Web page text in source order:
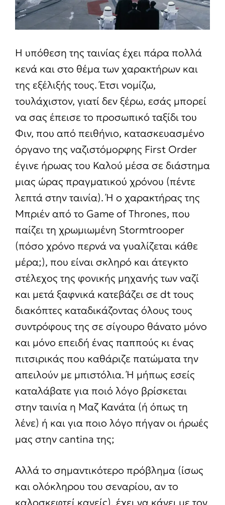
Η υπόθεση της ταινίας έχει πάρα πολλά
κενά και στο θέμα των χαρακτήρων και
της εξέλιξής τους. Έτσι νομίζω,
τουλάχιστον, γιατί δεν ξέρω, εσάς μπορεί
να σας έπεισε το προσωπικό ταξίδι του
Φιν, που από πειθήνιο, κατασκευασμένο
όργανο της ναζιστόμορφης First Order
έγινε ήρωας του Καλού μέσα σε διάστημα
μιας ώρας πραγματικού χρόνου (πέντε
λεπτά στην ταινία). Ή ο χαρακτήρας της
Μπριέν από το Game of Thrones, που
παίζει τη χρωμιωμένη Stormtrooper
(πόσο χρόνο περνά να γυαλίζεται κάθε
μέρα;), που είναι σκληρό και άτεγκτο
στέλεχος της φονικής μηχανής των ναζί
και μετά ξαφνικά κατεβάζει σε dt τους
διακόπτες καταδικάζοντας όλους τους
συντρόφους της σε σίγουρο θάνατο μόνο
και μόνο επειδή ένας παππούς κι ένας
πιτσιρικάς που καθάριζε πατώματα την
απειλούν με μπιστόλια. Ή μήπως εσείς
καταλάβατε για ποιό λόγο βρίσκεται
στην ταινία η Μαζ Κανάτα (ή όπως τη
λένε) ή και για ποιο λόγο πήγαν οι ήρωές
μας στην cantina της;
Αλλά το σημαντικότερο πρόβλημα (ίσως
και ολόκληρου του σεναρίου, αν το